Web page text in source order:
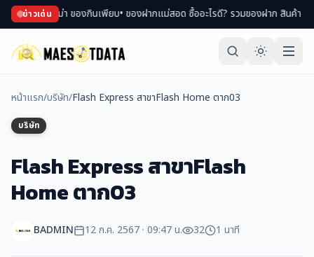
ข่าวเด่น
ของพม่า ของกินเพียบ• ของฝากแม่สอด ซื้ออะไรดี? รวมของฝาก สินค้า OTOP ขึ้
หน้าแรก/บริษัท/Flash Express สาขาFlash Home ตาก03
บริษัท
Flash Express สาขาFlash
Home ตาก03
BADMIN 12 ก.ค. 2567 · 09:47 น. 32 1 นาที